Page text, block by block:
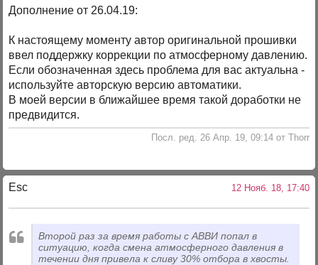
Дополнение от 26.04.19:
К настоящему моменту автор оригинальной прошивки
ввел поддержку коррекции по атмосферному давлению.
Если обозначенная здесь проблема для вас актуальна -
используйте авторскую версию автоматики.
В моей версии в ближайшее время такой доработки не
предвидится.
Посл. ред. 26 Апр. 19, 09:14 от Thorr
Esc 12 Нояб. 18, 17:40
Второй раз за время работы с АВВИ попал в
ситуацию, когда смена атмосферного давления в
течении дня привела к сливу 30% отбора в хвосты.